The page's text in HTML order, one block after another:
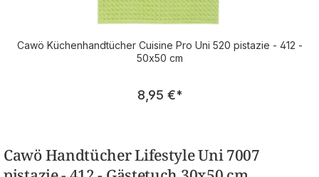
Cawö Küchenhandtücher Cuisine Pro Uni 520 pistazie - 412 -
50x50 cm
Regulärer Preis:
8,95 €*
Cawö Handtücher Lifestyle Uni 7007